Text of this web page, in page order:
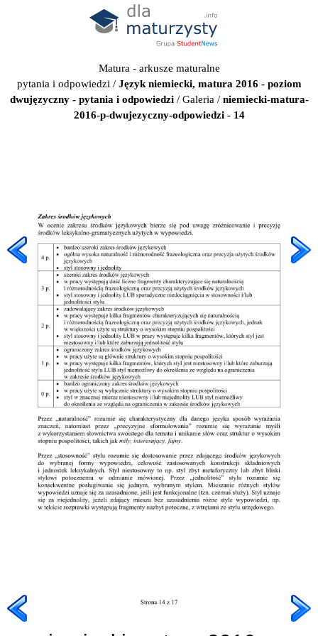
Matura - arkusze maturalne
pytania i odpowiedzi / Język niemiecki, matura 2016 - poziom
dwujęzyczny - pytania i odpowiedzi/ Galeria / niemiecki-matura-
2016-p-dwujezyczny-odpowiedzi - 14